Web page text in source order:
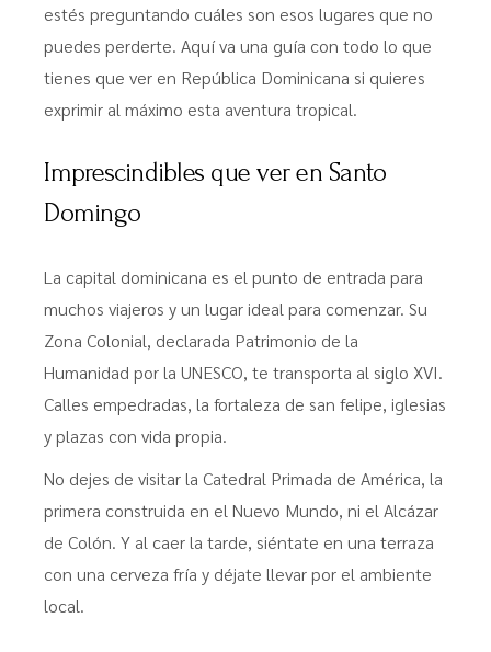
estés preguntando cuáles son esos lugares que no
puedes perderte. Aquí va una guía con todo lo que
tienes que ver en República Dominicana si quieres
exprimir al máximo esta aventura tropical.
Imprescindibles que ver en Santo
Domingo
La capital dominicana es el punto de entrada para
muchos viajeros y un lugar ideal para comenzar. Su
Zona Colonial, declarada Patrimonio de la
Humanidad por la UNESCO, te transporta al siglo XVI.
Calles empedradas, la fortaleza de san felipe, iglesias
y plazas con vida propia.
No dejes de visitar la Catedral Primada de América, la
primera construida en el Nuevo Mundo, ni el Alcázar
de Colón. Y al caer la tarde, siéntate en una terraza
con una cerveza fría y déjate llevar por el ambiente
local.